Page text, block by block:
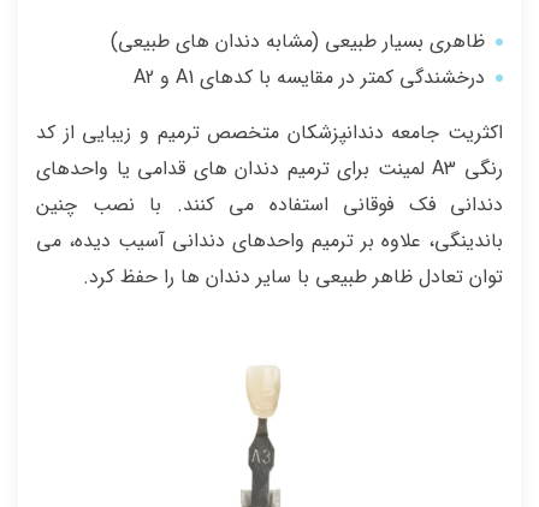
ظاهری بسیار طبیعی (مشابه دندان های طبیعی)
درخشندگی کمتر در مقایسه با کدهای A1 و A2
اکثریت جامعه دندانپزشکان متخصص ترمیم و زیبایی از کد
رنگی A3 لمینت برای ترمیم دندان های قدامی یا واحدهای
دندانی فک فوقانی استفاده می کنند. با نصب چنین
باندینگی، علاوه بر ترمیم واحدهای دندانی آسیب دیده، می
توان تعادل ظاهر طبیعی با سایر دندان ها را حفظ کرد.